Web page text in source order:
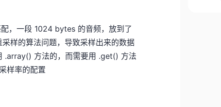
，一段 1024 bytes 的音频，放到了
样的算法问题，导致采样出来的数据
方法的，而需要用 .get() 方法
样率的配置